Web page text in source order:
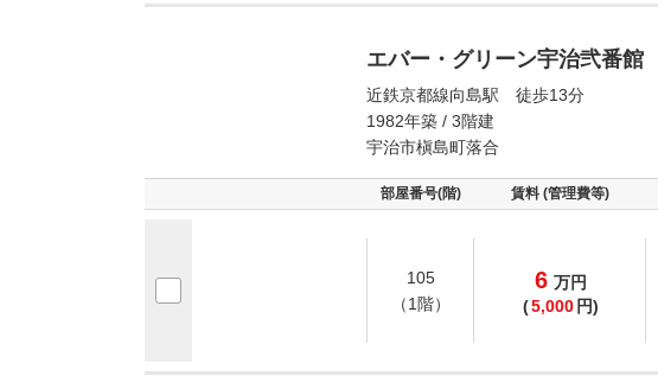
エバー・グリーン宇治弐番館
近鉄京都線向島駅 徒歩13分
1982年築 / 3階建
宇治市槇島町落合
部屋番号(階) 賃料 (管理費等)
105
（1階）
6 万円
(5,000 円)